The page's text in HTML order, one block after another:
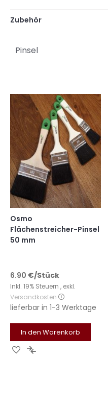
Zubehör
Pinsel
Osmo
Flächenstreicher-Pinsel
50 mm
6.90 €/Stück
Inkl. 19% Steuern , exkl.
Versandkosten
lieferbar in 1-3 Werktage
In den Warenkorb
Zur Zur